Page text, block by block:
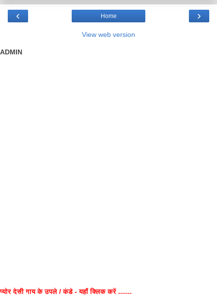
‹ ›
Home
View web version
ADMIN
प्योर देसी गाय के उपले / कंडे - यहाँ क्लिक करें .......